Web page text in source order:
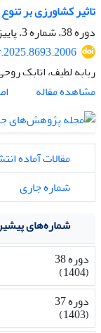
تاثیر کشاورزی بر
دوره 38، شماره 3، پاییز 1404، صفحه
ربابه لطیف، اتابک
مشاهده مقاله
مقالات آماده
شماره جاری
شماره‌های
دوره 38
(1404)
دوره 37
(1403)